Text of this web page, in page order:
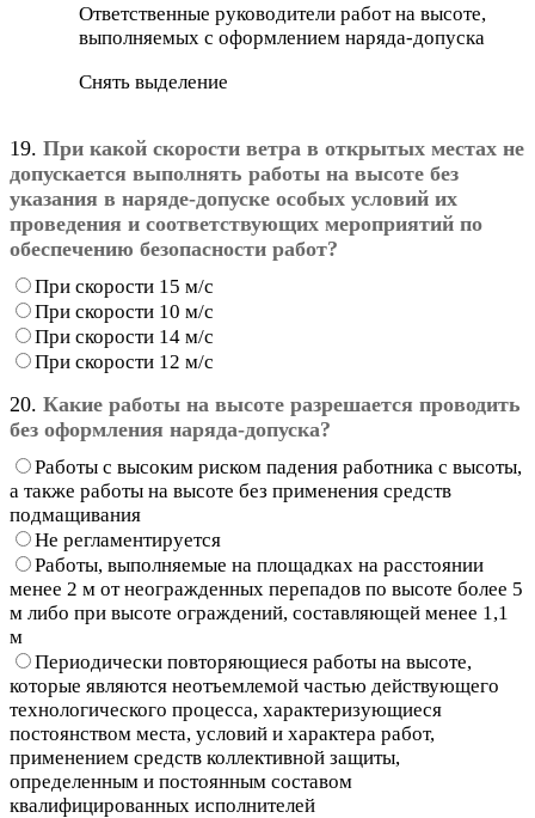
Ответственные руководители работ на высоте,
выполняемых с оформлением наряда-допуска
Снять выделение
19. При какой скорости ветра в открытых местах не
допускается выполнять работы на высоте без
указания в наряде-допуске особых условий их
проведения и соответствующих мероприятий по
обеспечению безопасности работ?
При скорости 15 м/с
При скорости 10 м/с
При скорости 14 м/с
При скорости 12 м/с
20. Какие работы на высоте разрешается проводить
без оформления наряда-допуска?
Работы с высоким риском падения работника с высоты,
а также работы на высоте без применения средств
подмащивания
Не регламентируется
Работы, выполняемые на площадках на расстоянии
менее 2 м от неогражденных перепадов по высоте более 5
м либо при высоте ограждений, составляющей менее 1,1
м
Периодически повторяющиеся работы на высоте,
которые являются неотъемлемой частью действующего
технологического процесса, характеризующиеся
постоянством места, условий и характера работ,
применением средств коллективной защиты,
определенным и постоянным составом
квалифицированных исполнителей